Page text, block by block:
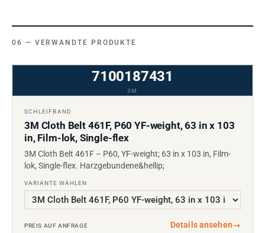
VERWANDTE PRODUKTE
7100187431
3M
SCHLEIFBAND
3M Cloth Belt 461F, P60 YF-weight, 63 in x 103
in, Film-lok, Single-flex
3M Cloth Belt 461F – P60, YF-weight; 63 in x 103 in, Film-
lok, Single-flex. Harzgebundene&hellip;
VARIANTE WÄHLEN
PREIS AUF ANFRAGE Details ansehen→